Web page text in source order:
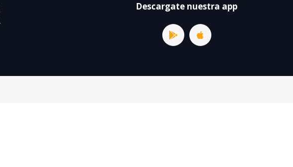
Descargate nuestra app